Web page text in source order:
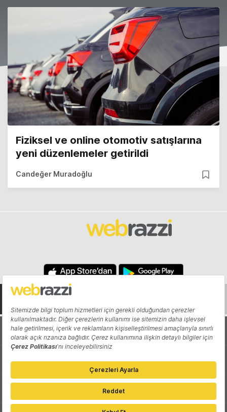
Fiziksel ve online otomotiv satışlarına
yeni düzenlemeler getirildi
Candeğer Muradoğlu
Hakkında Yazarlar
Katkıda Bulun Reklam